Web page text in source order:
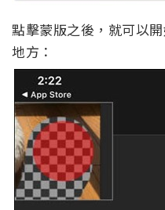
點擊蒙版之後，就可以
地方：